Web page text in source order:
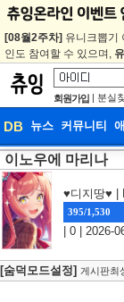
[08월2주차] 유니크뽑기
인도 참여할 수 있으며,
회원가입 | 분실
DB 뉴스 커뮤니티
DB
웹툰
이노우에 마리나
♥디지땅♥ |
395/1,530
| 0 | 2026-
[숨덕모드설정] 게시판최